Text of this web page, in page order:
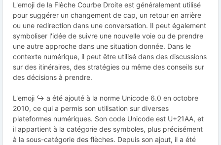
L'emoji de la Flèche Courbe Droite est généralement utilisé
pour suggérer un changement de cap, un retour en arrière
ou une redirection dans une conversation. Il peut également
symboliser l'idée de suivre une nouvelle voie ou de prendre
une autre approche dans une situation donnée. Dans le
contexte numérique, il peut être utilisé dans des discussions
sur des itinéraires, des stratégies ou même des conseils sur
des décisions à prendre.
L'emoji ↪️ a été ajouté à la norme Unicode 6.0 en octobre
2010, ce qui a permis son utilisation sur diverses
plateformes numériques. Son code Unicode est U+21AA, et
il appartient à la catégorie des symboles, plus précisément
à la sous-catégorie des flèches. Depuis son ajout, il a été